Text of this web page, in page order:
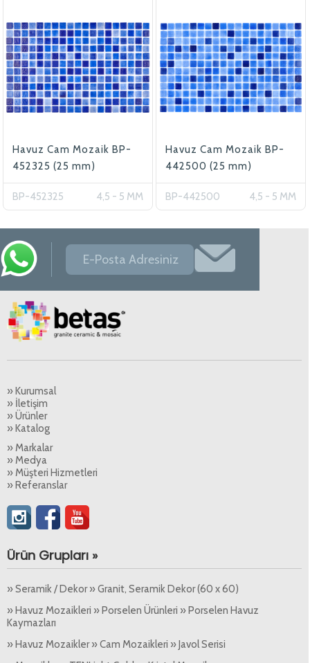
Havuz Cam Mozaik BP-
452325 (25 mm)
BP-452325 4,5 - 5 MM
Havuz Cam Mozaik BP-
442500 (25 mm)
BP-442500 4,5 - 5 MM
» Kurumsal
» İletişim
» Ürünler
» Katalog
» Markalar
» Medya
» Müşteri Hizmetleri
» Referanslar
Ürün Grupları »
» Seramik / Dekor » Granit, Seramik Dekor (60 x 60)
» Havuz Mozaikleri » Porselen Ürünleri » Porselen Havuz
Kaymazları
» Havuz Mozaikler » Cam Mozaikleri » Javol Serisi